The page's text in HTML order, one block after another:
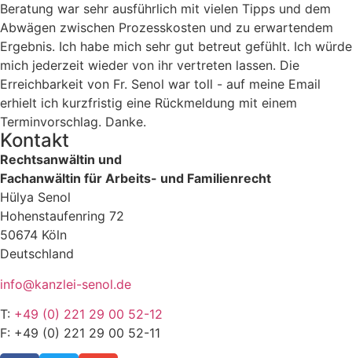
Beratung war sehr ausführlich mit vielen Tipps und dem
Abwägen zwischen Prozesskosten und zu erwartendem
Ergebnis. Ich habe mich sehr gut betreut gefühlt. Ich würde
mich jederzeit wieder von ihr vertreten lassen. Die
Erreichbarkeit von Fr. Senol war toll - auf meine Email
erhielt ich kurzfristig eine Rückmeldung mit einem
Terminvorschlag. Danke.
Kontakt
Rechtsanwältin und
Fachanwältin für Arbeits- und Familienrecht
Hülya Senol
Hohenstaufenring 72
50674 Köln
Deutschland
info@kanzlei-senol.de
T: +49 (0) 221 29 00 52-12
F: +49 (0) 221 29 00 52-11